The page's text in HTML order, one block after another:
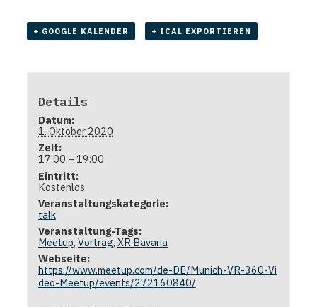
+ GOOGLE KALENDER + ICAL EXPORTIEREN
Details
Datum:
1. Oktober 2020
Zeit:
17:00 – 19:00
Eintritt:
Kostenlos
Veranstaltungskategorie:
talk
Veranstaltung-Tags:
Meetup, Vortrag, XR Bavaria
Webseite:
https://www.meetup.com/de-DE/Munich-VR-360-Vi
deo-Meetup/events/272160840/